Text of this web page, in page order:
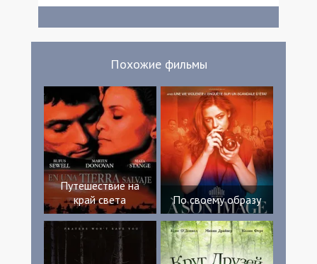
Похожие фильмы
Путешествие на
край света
По своему образу